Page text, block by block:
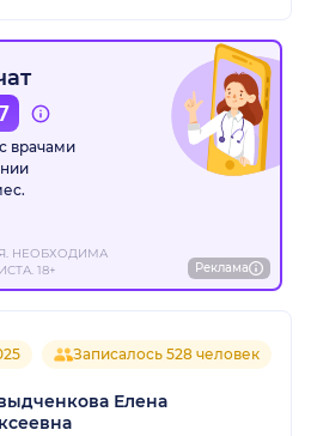
врачами
НЕОБХОДИМА
18+
Реклама
Записалось 528 человек
Елена